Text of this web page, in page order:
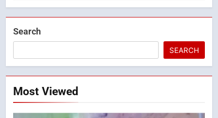
Search
SEARCH
Most Viewed